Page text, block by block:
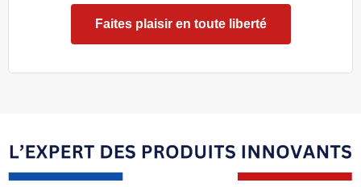
Faites plaisir en toute liberté